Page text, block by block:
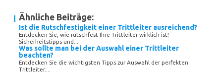
Ähnliche Beiträge:
Ist die Rutschfestigkeit einer Trittleiter ausreichend?
Entdecken Sie, wie rutschfest Ihre Trittleiter wirklich ist!
Sicherheitstipps und...
Was sollte man bei der Auswahl einer Trittleiter
beachten?
Entdecken Sie die wichtigsten Tipps zur Auswahl der perfekten
Trittleiter....